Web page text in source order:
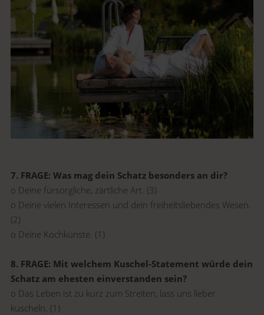
7. FRAGE: Was mag dein Schatz besonders an dir?
o Deine fürsorgliche, zärtliche Art. (3)
o Deine vielen Interessen und dein freiheitsliebendes Wesen.
(2)
o Deine Kochkünste. (1)
8. FRAGE: Mit welchem Kuschel-Statement würde dein
Schatz am ehesten einverstanden sein?
o Das Leben ist zu kurz zum Streiten, lass uns lieber
kuscheln. (1)